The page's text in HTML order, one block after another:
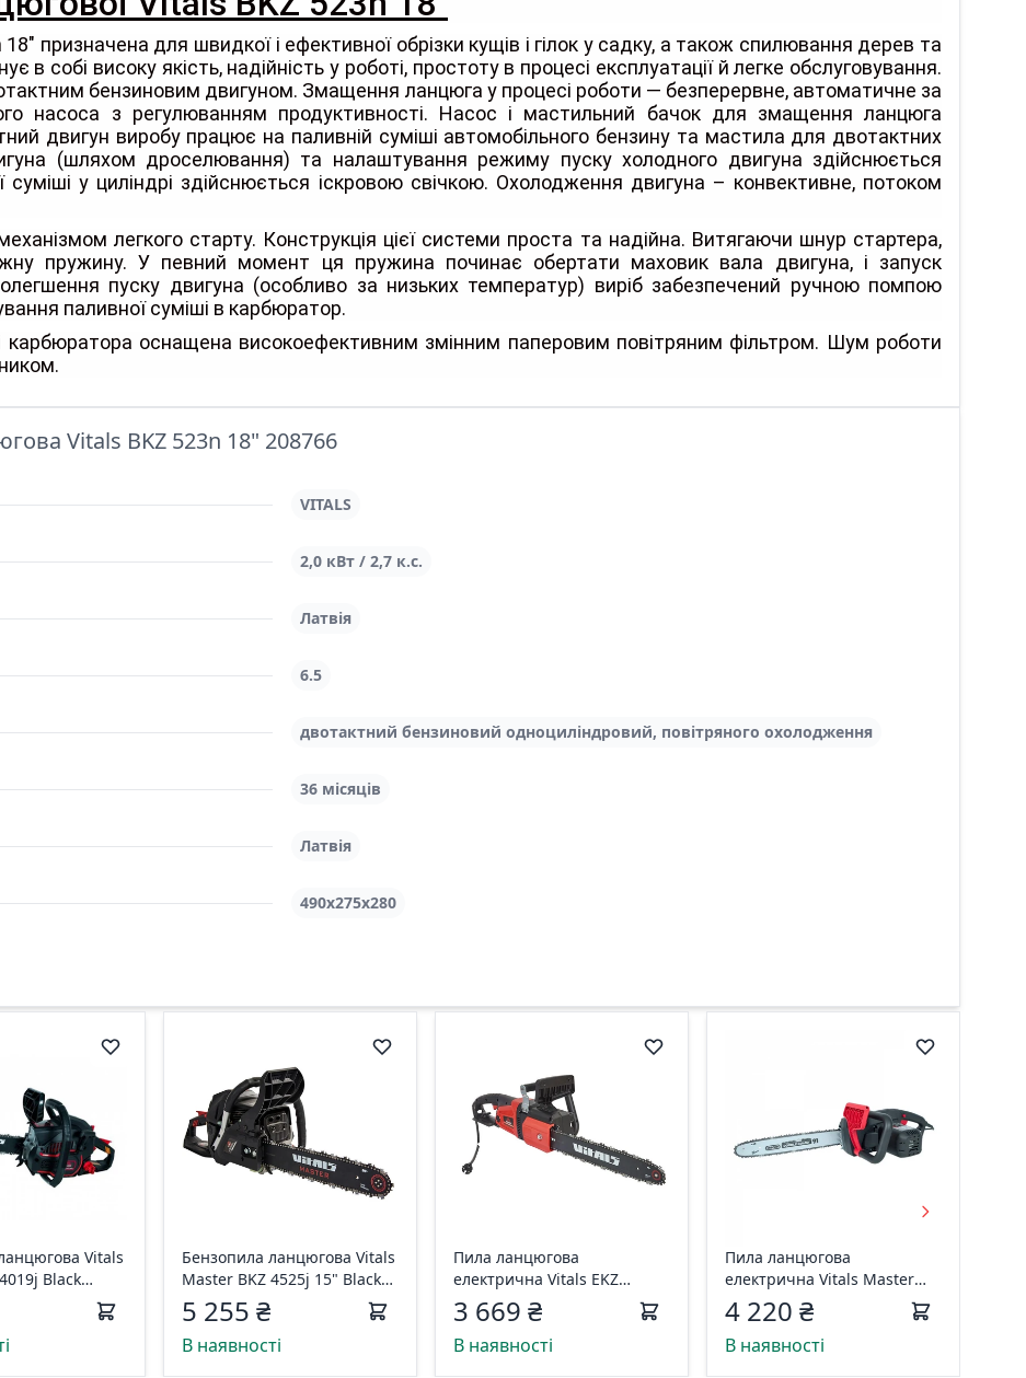
призначена для швидкої і ефективної обрізки кущів і гілок у садку, а також спилювання дерев та
в собі високу якість, надійність у роботі, простоту в процесі експлуатації й легке обслуговування.
бензиновим двигуном. Змащення ланцюга у процесі роботи — безперервне, автоматичне за
насоса з регулюванням продуктивності. Насос і мастильний бачок для змащення ланцюга
двигун виробу працює на паливній суміші автомобільного бензину та мастила для двотактних
(шляхом дроселювання) та налаштування режиму пуску холодного двигуна здійснюється
у циліндрі здійснюється іскровою свічкою. Охолодження двигуна – конвективне, потоком
легкого старту. Конструкція цієї системи проста та надійна. Витягаючи шнур стартера,
пружину. У певний момент ця пружина починає обертати маховик вала двигуна, і запуск
пуску двигуна (особливо за низьких температур) виріб забезпечений ручною помпою
паливної суміші в карбюратор.
оснащена високоефективним змінним паперовим повітряним фільтром. Шум роботи
Vitals BKZ 523n 18" 208766
VITALS
2,0 кВт / 2,7 к.с.
Латвія
6.5
двотактний бензиновий одноциліндровий, повітряного охолодження
36 місяців
Латвія
490х275х280
Vitals
Black
Бензопила ланцюгова Vitals
Master BKZ 4525j 15" Black
Edition 197874
5 255 ₴
В наявності
Пила ланцюгова
електрична Vitals EKZ
2240m 148185
3 669 ₴
В наявності
Пила ланцюгова
електрична Vitals Master
EKZ 204 Black Edition 85361
4 220 ₴
В наявності